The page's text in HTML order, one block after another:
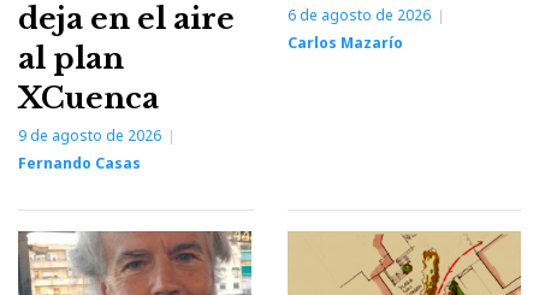
deja en el aire
al plan
XCuenca
9 de agosto de 2026
Fernando Casas
6 de agosto de 2026
Carlos Mazarío